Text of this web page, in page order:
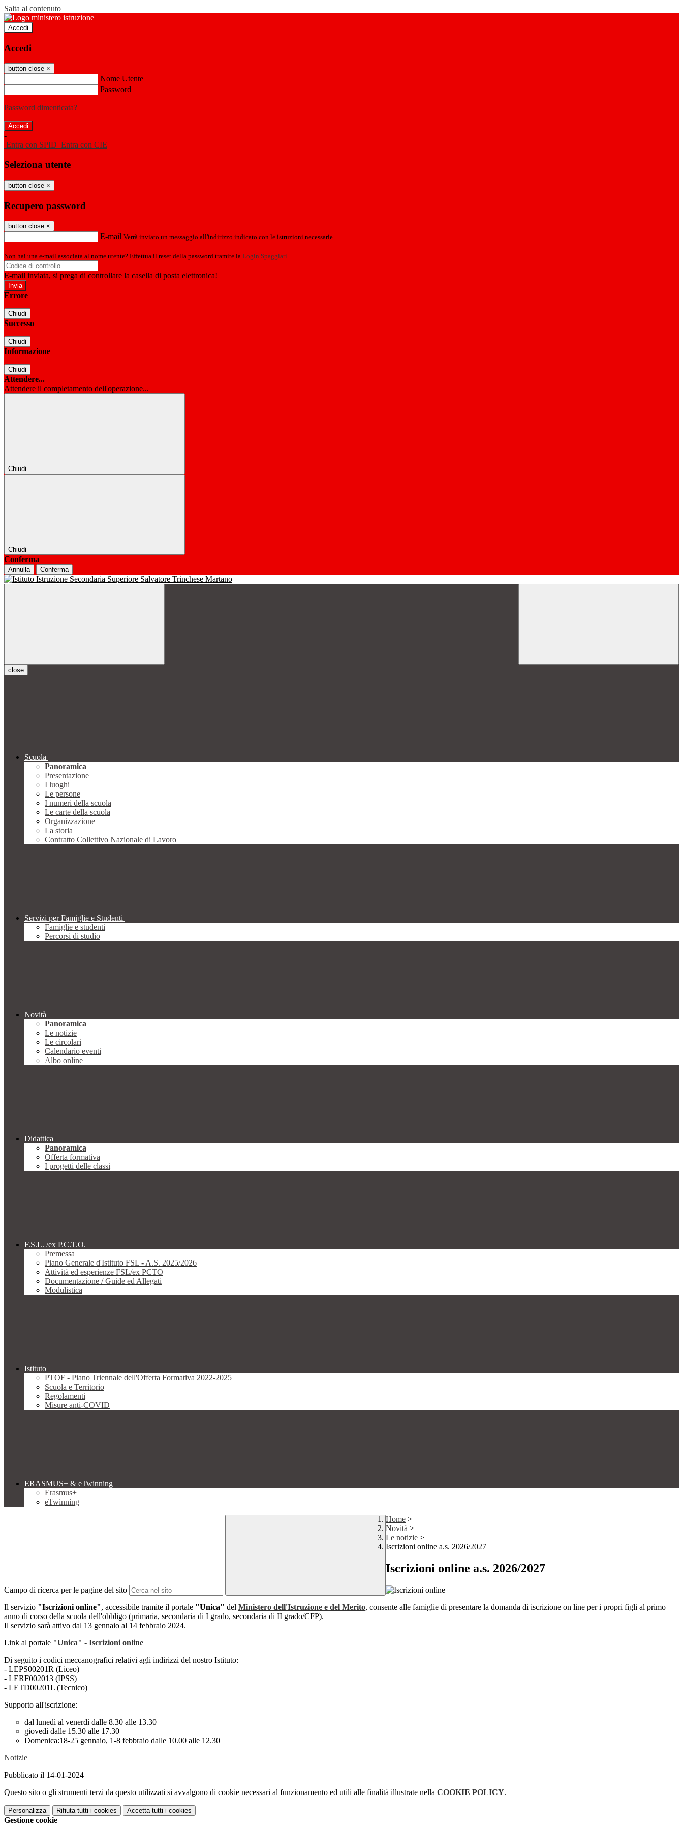
Salta al contenuto
Accedi
Accedi
button close ×
Nome Utente
Password
Password dimenticata?
-
Entra con SPID Entra con CIE
Seleziona utente
button close ×
Recupero password
button close ×
E-mail Verrà inviato un messaggio all'indirizzo indicato con le istruzioni necessarie.
Non hai una e-mail associata al nome utente? Effettua il reset della password tramite la Login Spaggiari
E-mail inviata, si prega di controllare la casella di posta elettronica!
Errore
Chiudi
Successo
Chiudi
Informazione
Chiudi
Attendere...
Attendere il completamento dell'operazione...
Chiudi
Chiudi
Conferma
Annulla Conferma
close
Scuola
Panoramica
Presentazione
I luoghi
Le persone
I numeri della scuola
Le carte della scuola
Organizzazione
La storia
Contratto Collettivo Nazionale di Lavoro
Servizi per Famiglie e Studenti
Famiglie e studenti
Percorsi di studio
Novità
Panoramica
Le notizie
Le circolari
Calendario eventi
Albo online
Didattica
Panoramica
Offerta formativa
I progetti delle classi
F.S.L. /ex P.C.T.O.
Premessa
Piano Generale d'Istituto FSL - A.S. 2025/2026
Attività ed esperienze FSL/ex PCTO
Documentazione / Guide ed Allegati
Modulistica
Istituto
PTOF - Piano Triennale dell'Offerta Formativa 2022-2025
Scuola e Territorio
Regolamenti
Misure anti-COVID
ERASMUS+ & eTwinning
Erasmus+
eTwinning
Campo di ricerca per le pagine del sito
Home >
Novità >
Le notizie >
Iscrizioni online a.s. 2026/2027
Iscrizioni online a.s. 2026/2027
Il servizio "Iscrizioni online", accessibile tramite il portale "Unica" del Ministero dell'Istruzione e del Merito, consente alle famiglie di presentare la domanda di iscrizione on line per i propri figli al primo
anno di corso della scuola dell'obbligo (primaria, secondaria di I grado, secondaria di II grado/CFP).
Il servizio sarà attivo dal 13 gennaio al 14 febbraio 2024.
Link al portale "Unica" - Iscrizioni online
Di seguito i codici meccanografici relativi agli indirizzi del nostro Istituto:
- LEPS00201R (Liceo)
- LERF002013 (IPSS)
- LETD00201L (Tecnico)
Supporto all'iscrizione:
dal lunedì al venerdì dalle 8.30 alle 13.30
giovedì dalle 15.30 alle 17.30
Domenica:18-25 gennaio, 1-8 febbraio dalle 10.00 alle 12.30
Notizie
Pubblicato il 14-01-2024
Questo sito o gli strumenti terzi da questo utilizzati si avvalgono di cookie necessari al funzionamento ed utili alle finalità illustrate nella COOKIE POLICY.
Personalizza Rifiuta tutti i cookies Accetta tutti i cookies
Gestione cookie